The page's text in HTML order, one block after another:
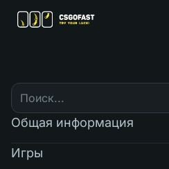
Общая информация
Игры